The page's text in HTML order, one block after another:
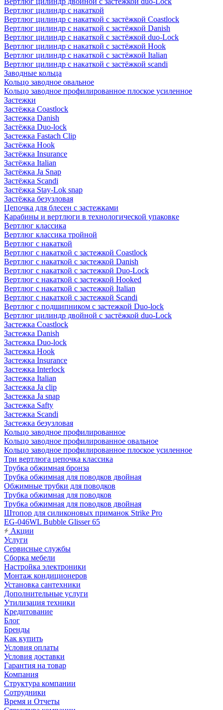
Вертлюг цилиндр с накаткой
Вертлюг цилиндр с накаткой с застёжкой Coastlock
Вертлюг цилиндр с накаткой с застёжкой Danish
Вертлюг цилиндр с накаткой с застёжкой duo-Lock
Вертлюг цилиндр с накаткой с застёжкой Hook
Вертлюг цилиндр с накаткой с застёжкой Italian
Вертлюг цилиндр с накаткой с застёжкой scandi
Заводные кольца
Кольцо заводное овальное
Кольцо заводное профилированное плоское усиленное
Застежки
Застёжка Coastlock
Застежка Danish
Застёжка Duo-lock
Застежка Fastach Clip
Застёжка Hook
Застёжка Insurance
Застёжка Italian
Застёжка Ja Snap
Застёжка Scandi
Застёжка Stay-Lok snap
Застёжка безузловая
Цепочка для блесен с застежками
Карабины и вертлюги в технологической упаковке
Вертлюг классика
Вертлюг классика тройной
Вертлюг с накаткой
Вертлюг с накаткой с застежкой Coastlock
Вертлюг с накаткой с застежкой Danish
Вертлюг с накаткой с застежкой Duo-Lock
Вертлюг с накаткой с застежкой Hooked
Вертлюг с накаткой с застежкой Italian
Вертлюг с накаткой с застежкой Scandi
Вертлюг с подшипником с застежкой Duo-lock
Вертлюг цилиндр двойной с застёжкой duo-Lock
Застежка Coastlock
Застежка Danish
Застежка Duo-lock
Застежка Hook
Застежка Insurance
Застежка Interlock
Застежка Italian
Застежка Ja clip
Застежка Ja snap
Застежка Safty
Застежка Scandi
Застежка безузловая
Кольцо заводное профилированное
Кольцо заводное профилированное овальное
Кольцо заводное профилированное плоское усиленное
Три вертлюга цепочка классика
Трубка обжимная бронза
Трубка обжимная для поводков двойная
Обжимные трубки для поводков
Трубка обжимная для поводков
Трубка обжимная для поводков двойная
Штопор для силиконовых приманок Strike Pro
EG-046WL Bubble Glisser 65
Акции
Услуги
Сервисные службы
Сборка мебели
Настройка электроники
Монтаж кондиционеров
Установка сантехники
Дополнительные услуги
Утилизация техники
Кредитование
Блог
Бренды
Как купить
Условия оплаты
Условия доставки
Гарантия на товар
Компания
Структура компании
Сотрудники
Время и Отчеты